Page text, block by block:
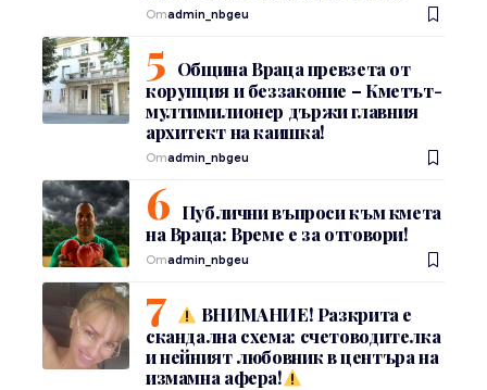
Отadmin_nbgeu
Община Враца превзета от
корупция и беззаконие – Кметът-
мултимилионер държи главния
архитект на каишка!
Отadmin_nbgeu
Публични въпроси към кмета
на Враца: Време е за отговори!
Отadmin_nbgeu
ВНИМАНИЕ! Разкрита е
скандална схема: счетоводителка
и нейният любовник в центъра на
измамна афера!